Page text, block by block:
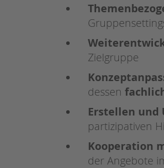
Zielgruppe
dessen
Erstellen und
partizipativen
Kooperation
der Angebote